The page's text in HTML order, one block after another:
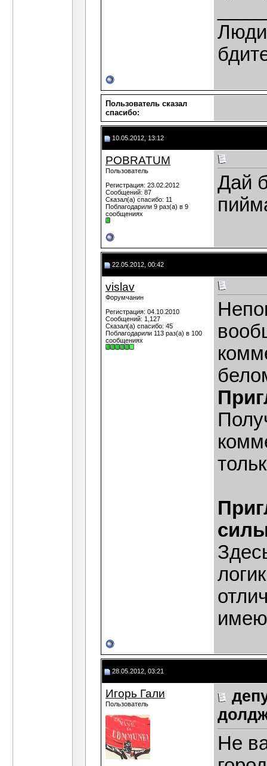
Пользователь сказал
cпасибо:
10.05.2012, 13:12
POBRATUM
Пользователь
Регистрация: 23.02.2012
Сообщений: 87
Сказал(а) спасибо: 11
Поблагодарили 9 раз(а) в 9
сообщениях
Дай
22.05.2012, 00:42
vislav
Форумчанин
Регистрация: 04.10.2010
Сообщений: 1,127
Сказал(а) спасибо: 45
Поблагодарили 113 раз(а) в 100
сообщениях
28.05.2012, 03:21
Игорь Гали
Пользователь
Не